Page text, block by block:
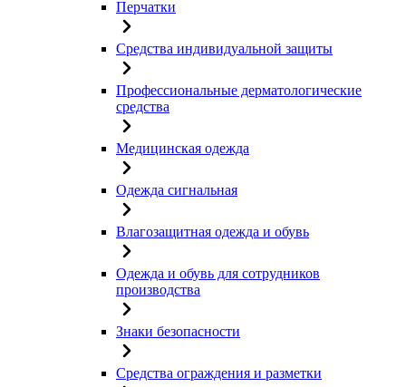
Перчатки
Средства индивидуальной защиты
Профессиональные дерматологические
средства
Медицинская одежда
Одежда сигнальная
Влагозащитная одежда и обувь
Одежда и обувь для сотрудников
производства
Знаки безопасности
Средства ограждения и разметки